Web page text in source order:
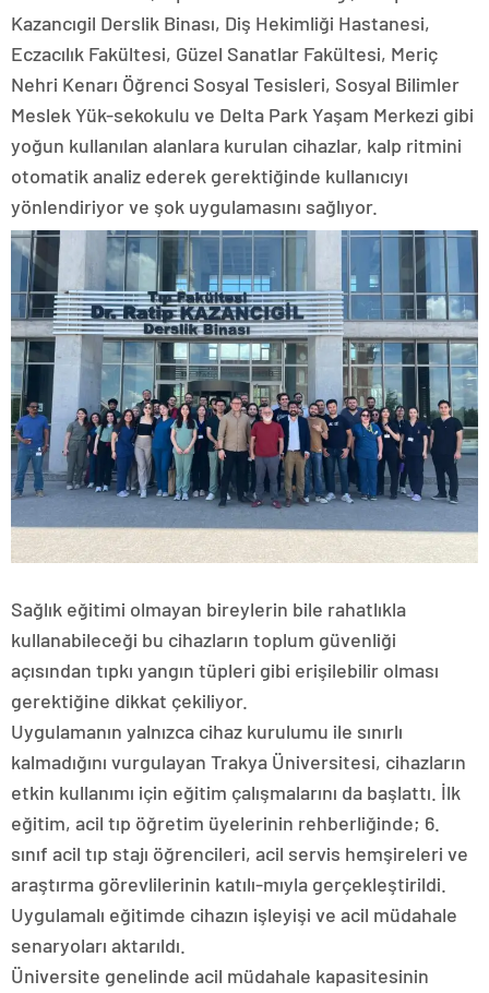
Kazancıgil Derslik Binası, Diş Hekimliği Hastanesi,
Eczacılık Fakültesi, Güzel Sanatlar Fakültesi, Meriç
Nehri Kenarı Öğrenci Sosyal Tesisleri, Sosyal Bilimler
Meslek Yük-sekokulu ve Delta Park Yaşam Merkezi gibi
yoğun kullanılan alanlara kurulan cihazlar, kalp ritmini
otomatik analiz ederek gerektiğinde kullanıcıyı
yönlendiriyor ve şok uygulamasını sağlıyor.
Sağlık eğitimi olmayan bireylerin bile rahatlıkla
kullanabileceği bu cihazların toplum güvenliği
açısından tıpkı yangın tüpleri gibi erişilebilir olması
gerektiğine dikkat çekiliyor.
Uygulamanın yalnızca cihaz kurulumu ile sınırlı
kalmadığını vurgulayan Trakya Üniversitesi, cihazların
etkin kullanımı için eğitim çalışmalarını da başlattı. İlk
eğitim, acil tıp öğretim üyelerinin rehberliğinde; 6.
sınıf acil tıp stajı öğrencileri, acil servis hemşireleri ve
araştırma görevlilerinin katılı-mıyla gerçekleştirildi.
Uygulamalı eğitimde cihazın işleyişi ve acil müdahale
senaryoları aktarıldı.
Üniversite genelinde acil müdahale kapasitesinin